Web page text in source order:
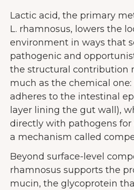
Lactic acid, the primary
L. rhamnosus, lowers the
environment in ways that
pathogenic and
the structural contribution
much as the chemical one:
adheres to the intestinal
layer lining the gut wall),
directly with pathogens for
a mechanism called
Beyond surface-level
rhamnosus supports the
mucin, the glycoprotein